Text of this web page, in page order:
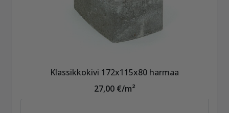
Klassikkokivi 172x115x80 harmaa
27,00 €/m²